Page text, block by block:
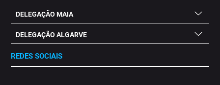
DELEGAÇÃO MAIA
DELEGAÇÃO ALGARVE
REDES SOCIAIS